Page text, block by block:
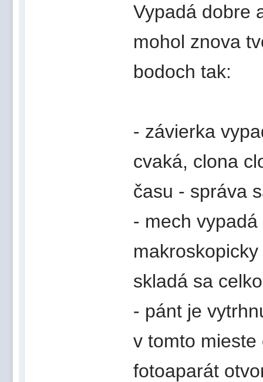
Vypadá dobre
mohol znova
bodoch tak:
- závierka
cvaká, clona
času - správa
- mech
skladá sa
- pánt je
v tomto
fotoaparát